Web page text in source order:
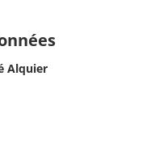
Alquier